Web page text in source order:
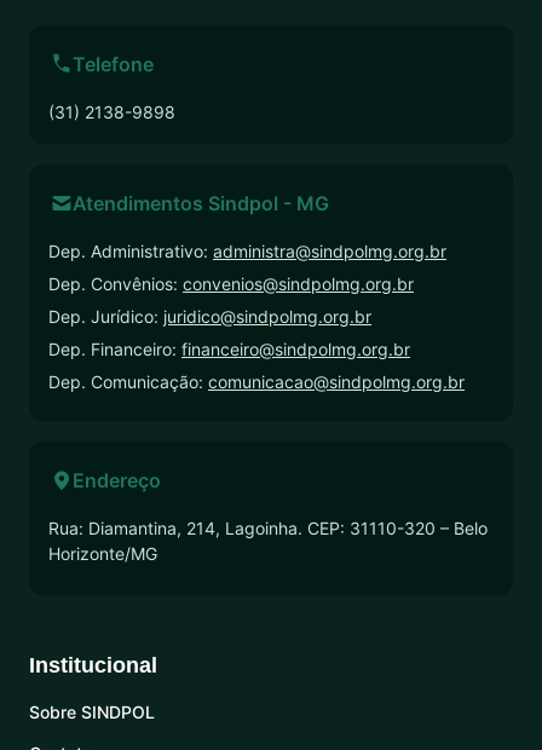
Telefone
(31) 2138-9898
Atendimentos Sindpol - MG
Dep. Administrativo: administra@sindpolmg.org.br
Dep. Convênios: convenios@sindpolmg.org.br
Dep. Jurídico: juridico@sindpolmg.org.br
Dep. Financeiro: financeiro@sindpolmg.org.br
Dep. Comunicação: comunicacao@sindpolmg.org.br
Endereço
Rua: Diamantina, 214, Lagoinha. CEP: 31110-320 – Belo
Horizonte/MG
Institucional
Sobre SINDPOL